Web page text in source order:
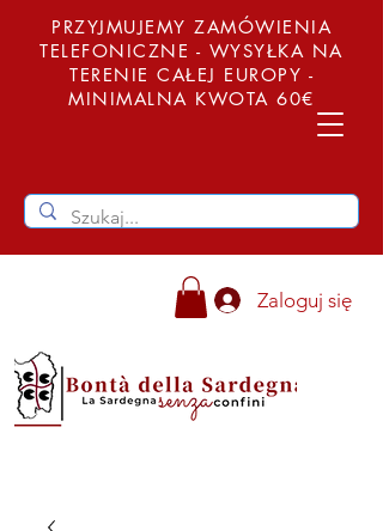
PRZYJMUJEMY ZAMÓWIENIA
TELEFONICZNE - WYSYŁKA NA
TERENIE CAŁEJ EUROPY -
MINIMALNA KWOTA 60€
Zaloguj się